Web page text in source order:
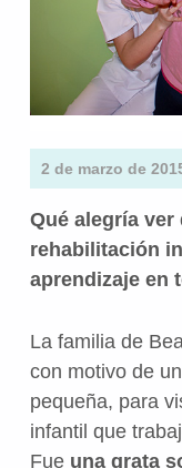
2 de marzo de
Qué alegría
rehabilitación
aprendizaje en
La familia de
con motivo de
pequeña, para
infantil que
Fue una grata